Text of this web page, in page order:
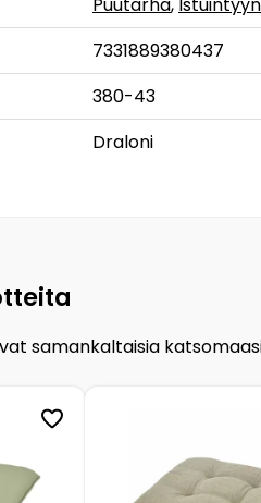
7331889380437
380-43
Draloni
samankaltaisia